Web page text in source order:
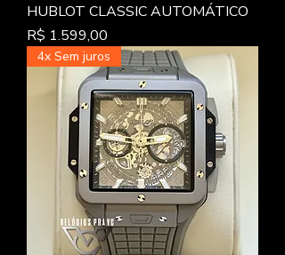
HUBLOT CLASSIC AUTOMÁTICO
Preço
R$ 1.599,00
4x Sem juros